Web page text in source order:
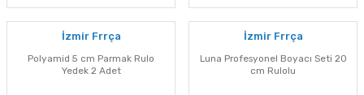
İzmir Frrça
Polyamid 5 cm Parmak Rulo
Yedek 2 Adet
İzmir Frrça
Luna Profesyonel Boyacı Seti 20
cm Rulolu